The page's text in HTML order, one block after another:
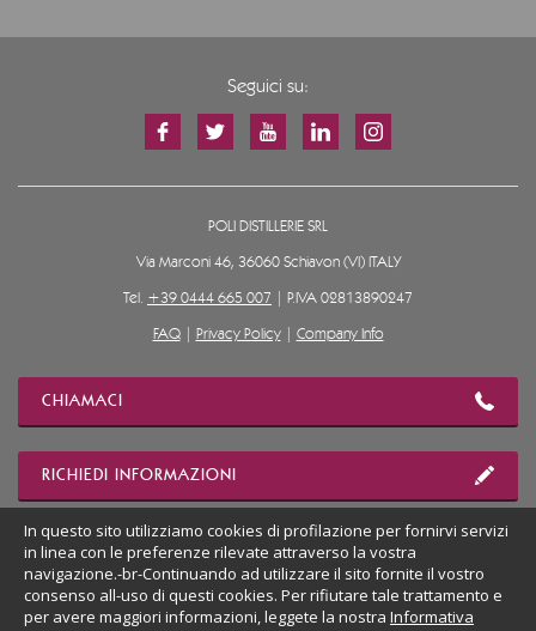
Seguici su:
POLI DISTILLERIE SRL
Via Marconi 46, 36060 Schiavon (VI) ITALY
Tel. +39 0444 665 007 | P.IVA 02813890247
FAQ| Privacy Policy| Company Info
CHIAMACI
RICHIEDI INFORMAZIONI
MOSTRA POSIZIONE
VAI AL SITO DESKTOP
In questo sito utilizziamo cookies di profilazione per fornirvi servizi
in linea con le preferenze rilevate attraverso la vostra
navigazione.-br-Continuando ad utilizzare il sito fornite il vostro
consenso all-uso di questi cookies. Per rifiutare tale trattamento e
per avere maggiori informazioni, leggete la nostra Informativa